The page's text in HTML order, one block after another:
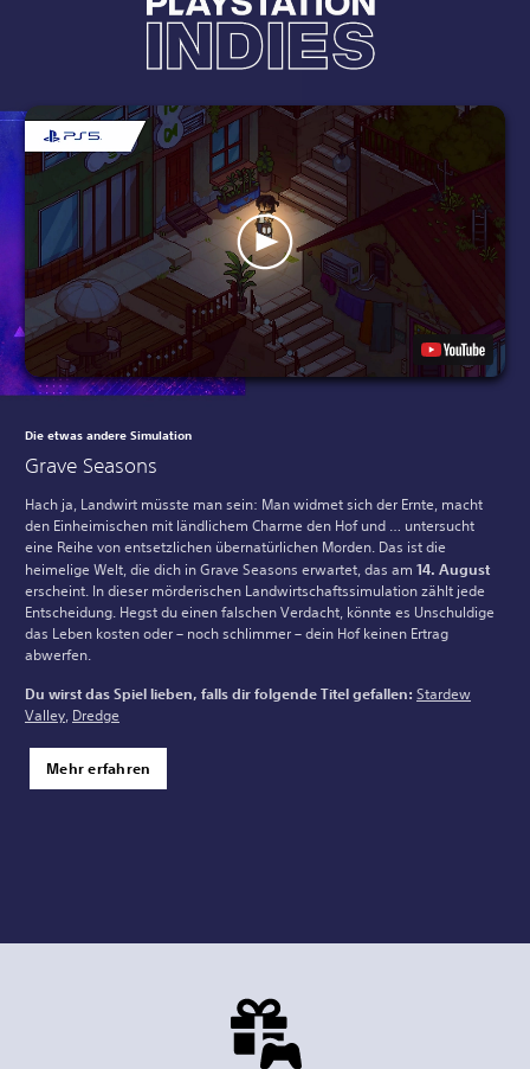
Die etwas andere Simulation
Grave Seasons
Hach ja, Landwirt müsste man sein: Man widmet sich der Ernte, macht
den Einheimischen mit ländlichem Charme den Hof und … untersucht
eine Reihe von entsetzlichen übernatürlichen Morden. Das ist die
heimelige Welt, die dich in Grave Seasons erwartet, das am 14. August
erscheint. In dieser mörderischen Landwirtschaftssimulation zählt jede
Entscheidung. Hegst du einen falschen Verdacht, könnte es Unschuldige
das Leben kosten oder – noch schlimmer – dein Hof keinen Ertrag
abwerfen.
Du wirst das Spiel lieben, falls dir folgende Titel gefallen: Stardew
Valley, Dredge
Mehr erfahren